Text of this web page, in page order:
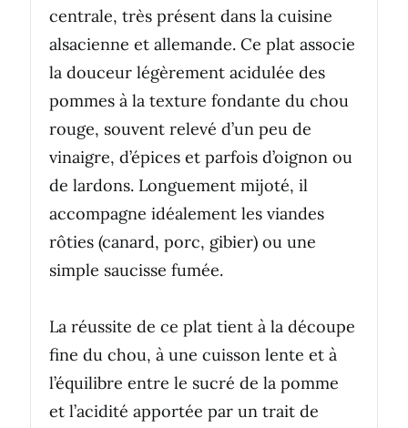
centrale, très présent dans la cuisine
alsacienne et allemande. Ce plat associe
la douceur légèrement acidulée des
pommes à la texture fondante du chou
rouge, souvent relevé d’un peu de
vinaigre, d’épices et parfois d’oignon ou
de lardons. Longuement mijoté, il
accompagne idéalement les viandes
rôties (canard, porc, gibier) ou une
simple saucisse fumée.
La réussite de ce plat tient à la découpe
fine du chou, à une cuisson lente et à
l’équilibre entre le sucré de la pomme
et l’acidité apportée par un trait de